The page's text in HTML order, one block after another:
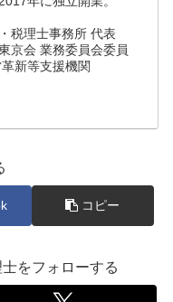
税理士事務所 代表
京会 業務委員会委員
新等支援機関
コピー
をフォローする